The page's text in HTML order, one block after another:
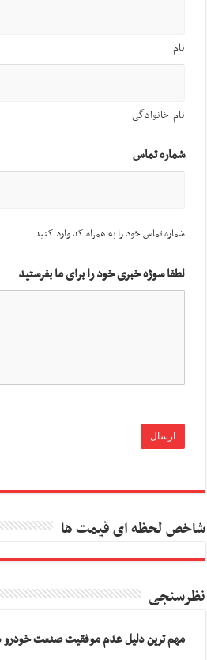
نام
نام خانوادگی
شماره تماس
شماره تماس خود را به همراه کد وارد کنید
لطفا سوژه خبری خود را برای ما بفرستید
شاخص لحظه ای قیمت ها
نظرسنجی
مهم ترین دلیل عدم موفقیت صنعت خودرو